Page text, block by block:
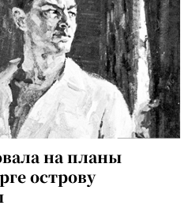
на планы
острову